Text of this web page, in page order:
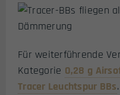
Für weiterführende
Kategorie 0,28 g
Tracer Leuchtspur BBs